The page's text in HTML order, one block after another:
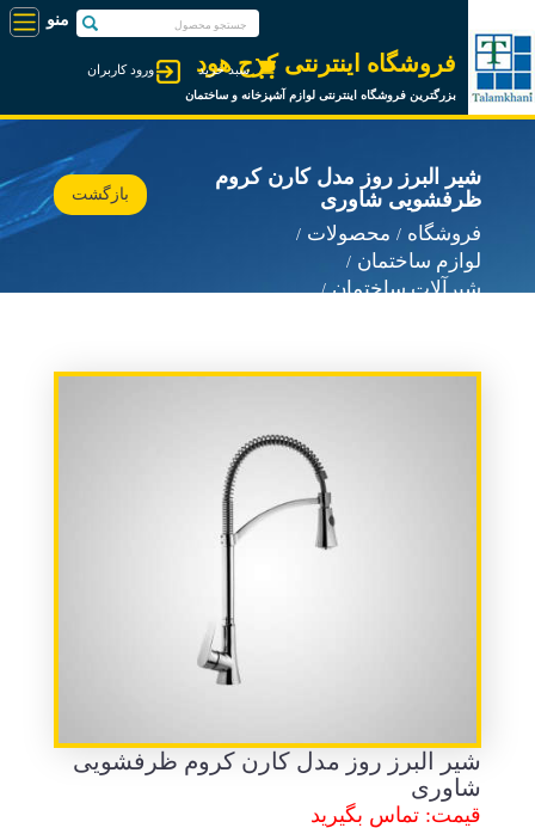
فروشگاه اینترنتی کرج هود
بزرگترین فروشگاه اینترنتی لوازم آشپزخانه و ساختمان
ورود کاربران سبد خرید
شیر البرز روز مدل کارن کروم
ظرفشویی شاوری
فروشگاه
محصولات
لوازم ساختمان
شیرآلات ساختمان
بازگشت
شیر البرز روز مدل کارن کروم ظرفشویی
شاوری
قیمت: تماس بگیرید